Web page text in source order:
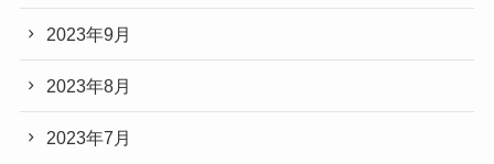
2023年9月
2023年8月
2023年7月